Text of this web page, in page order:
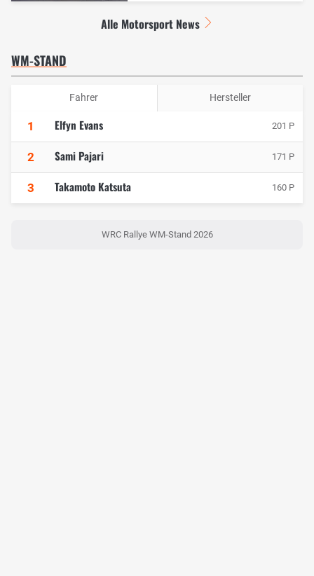
Alle Motorsport News
WM-STAND
Fahrer Hersteller
1 Elfyn Evans 201 P
2 Sami Pajari 171 P
3 Takamoto Katsuta 160 P
WRC Rallye WM-Stand 2026